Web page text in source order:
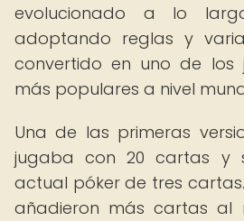
evolucionado a lo
adoptando reglas y
convertido en uno de los
más populares a nivel
Una de las primeras
jugaba con 20 cartas y
actual póker de tres
añadieron más cartas al